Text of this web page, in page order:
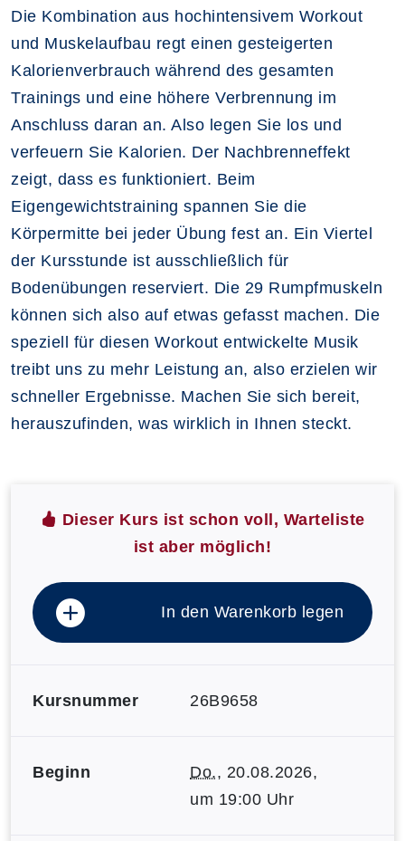
Die Kombination aus hochintensivem Workout
und Muskelaufbau regt einen gesteigerten
Kalorienverbrauch während des gesamten
Trainings und eine höhere Verbrennung im
Anschluss daran an. Also legen Sie los und
verfeuern Sie Kalorien. Der Nachbrenneffekt
zeigt, dass es funktioniert. Beim
Eigengewichtstraining spannen Sie die
Körpermitte bei jeder Übung fest an. Ein Viertel
der Kursstunde ist ausschließlich für
Bodenübungen reserviert. Die 29 Rumpfmuskeln
können sich also auf etwas gefasst machen. Die
speziell für diesen Workout entwickelte Musik
treibt uns zu mehr Leistung an, also erzielen wir
schneller Ergebnisse. Machen Sie sich bereit,
herauszufinden, was wirklich in Ihnen steckt.
Dieser Kurs ist schon voll, Warteliste
ist aber möglich!
In den Warenkorb legen
Kursnummer 26B9658
Beginn Do., 20.08.2026,
um 19:00 Uhr